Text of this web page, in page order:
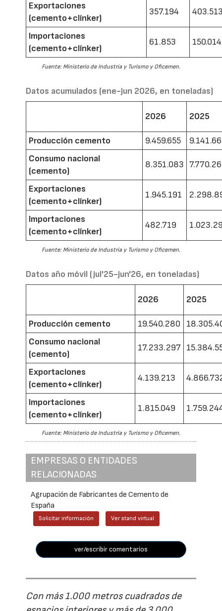
Exportaciones
(cemento+clínker)
357.194
Importaciones
(cemento+clínker)
61.853 150.014
Fuente: Ministerio de Industria y Turismo y Oficemen.
Datos acumulados (ene-jun 2026, en toneladas)
2026 2025
Producción cemento 9.459.655
Consumo nacional
(cemento)
8.351.083
Exportaciones
(cemento+clínker)
1.945.191
Importaciones
(cemento+clínker)
482.719
Fuente: Ministerio de Industria y Turismo y Oficemen.
Datos año móvil (jul'25-jun'26, en toneladas)
2026 2025
Producción cemento 19.540.280
Consumo nacional
(cemento)
17.233.297
Exportaciones
(cemento+clínker)
4.139.213
Importaciones
(cemento+clínker)
1.815.049
Fuente: Ministerio de Industria y Turismo y Oficemen.
EMPRESAS O ENTIDADES
RELACIONADAS
Agrupación de Fabricantes de Cemento de
España
Solicitar información Ver stand virtual
ver/escribir comentarios
Con más 1.000 metros cuadrados de